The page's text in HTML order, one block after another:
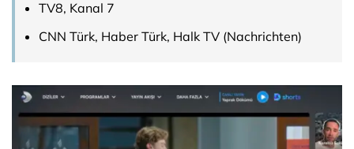
TV8, Kanal 7
CNN Türk, Haber Türk, Halk TV (Nachrichten)